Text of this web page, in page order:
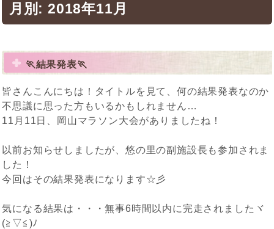
月別: 2018年11月
🏃結果発表🏃
皆さんこんにちは！タイトルを見て、何の結果発表なのか
不思議に思った方もいるかもしれません…
11月11日、岡山マラソン大会がありましたね！
以前お知らせしましたが、悠の里の副施設長も参加されま
した！
今回はその結果発表になります☆彡
気になる結果は・・・無事6時間以内に完走されましたヾ
(≧▽≦)ﾉ